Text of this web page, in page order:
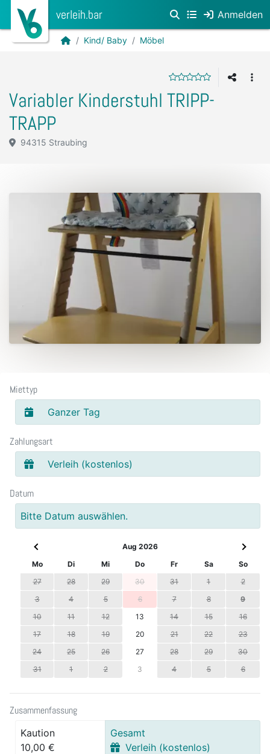
verleih.bar Anmelden
Kind/ Baby Möbel
Variabler Kinderstuhl TRIPP-
TRAPP
94315 Straubing
Miettyp
Ganzer Tag
Zahlungsart
Verleih (kostenlos)
Datum
Bitte Datum auswählen.
Aug 2026
Mo
Di Mi Do Fr Sa
So
27
28 29 30 31 1
2
3
4 5 6 7 8
9
10
11 12 13 14 15
16
17
18 19 20 21 22
23
24
25 26 27 28 29
30
31
1 2 3 4 5 6
Zusammenfassung
Kaution
10,00 €
Gesamt
Verleih (kostenlos)